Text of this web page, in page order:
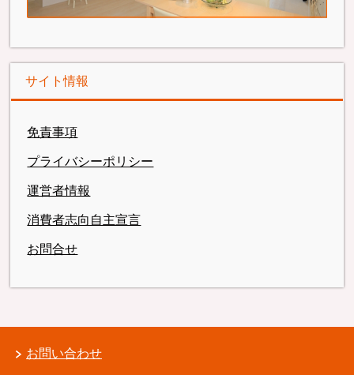
サイト情報
免責事項
プライバシーポリシー
運営者情報
消費者志向自主宣言
お問合せ
お問い合わせ